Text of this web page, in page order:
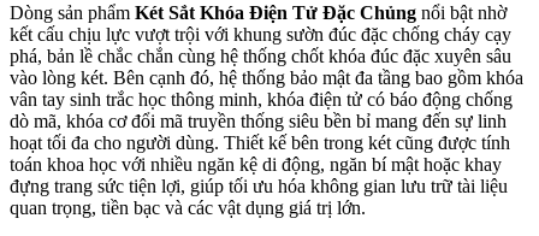
Dòng sản phẩm Két Sắt Khóa Điện Tử Đặc Chủng nổi bật nhờ
kết cấu chịu lực vượt trội với khung sườn đúc đặc chống cháy cạy
phá, bản lề chắc chắn cùng hệ thống chốt khóa đúc đặc xuyên sâu
vào lòng két. Bên cạnh đó, hệ thống bảo mật đa tầng bao gồm khóa
vân tay sinh trắc học thông minh, khóa điện tử có báo động chống
dò mã, khóa cơ đổi mã truyền thống siêu bền bỉ mang đến sự linh
hoạt tối đa cho người dùng. Thiết kế bên trong két cũng được tính
toán khoa học với nhiều ngăn kệ di động, ngăn bí mật hoặc khay
đựng trang sức tiện lợi, giúp tối ưu hóa không gian lưu trữ tài liệu
quan trọng, tiền bạc và các vật dụng giá trị lớn.